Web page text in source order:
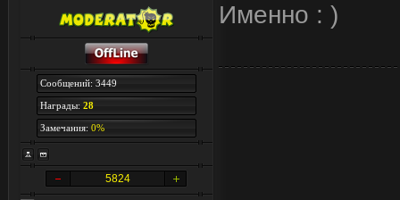
Сообщений: 3449
Награды: 28
Замечания: 0%
5824
Именно : )